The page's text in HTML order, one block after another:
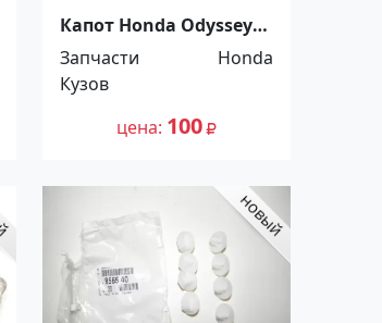
Капот Honda Odyssey
RB1 оригинал
Краснодар
Запчасти
Honda
Кузов
цена 100